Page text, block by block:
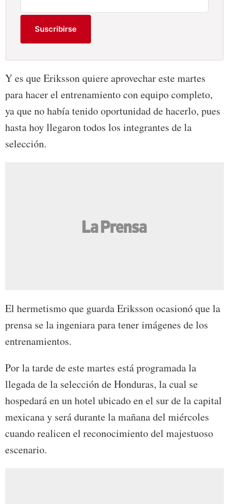
Suscribirse
Y es que Eriksson quiere aprovechar este martes
para hacer el entrenamiento con equipo completo,
ya que no había tenido oportunidad de hacerlo, pues
hasta hoy llegaron todos los integrantes de la
selección.
El hermetismo que guarda Eriksson ocasionó que la
prensa se la ingeniara para tener imágenes de los
entrenamientos.
Por la tarde de este martes está programada la
llegada de la selección de Honduras, la cual se
hospedará en un hotel ubicado en el sur de la capital
mexicana y será durante la mañana del miércoles
cuando realicen el reconocimiento del majestuoso
escenario.